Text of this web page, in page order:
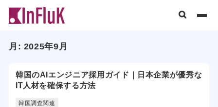
月: 2025年9月
韓国のAIエンジニア採用ガイド｜日本企業が優秀な
IT人材を確保する方法
韓国調査関連